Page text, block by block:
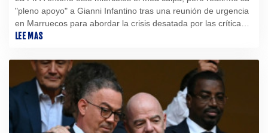
"pleno apoyo" a Gianni Infantino tras una reunión de urgencia
en Marruecos para abordar la crisis desatada por las críticas
al proyecto, finalmente abortado, de abrir la institución a la
LEE MAS